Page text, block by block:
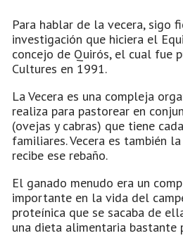
Para hablar de la vecera, sigo
investigación que hiciera el
concejo de Quirós, el cual fue
Cultures en 1991.
La Vecera es una compleja
realiza para pastorear en
(ovejas y cabras) que tiene
familiares. Vecera es también
recibe ese rebaño.
El ganado menudo era un
importante en la vida del
proteínica que se sacaba de
una dieta alimentaria bastante